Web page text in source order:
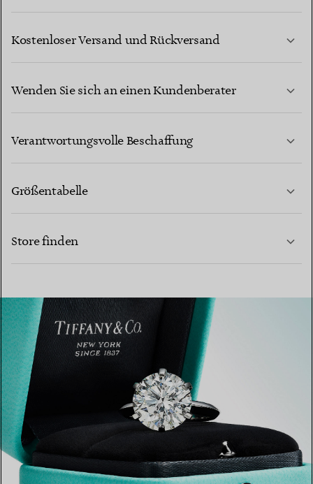
Kostenloser Versand und Rückversand
Wenden Sie sich an einen Kundenberater
Verantwortungsvolle Beschaffung
MEHR ERFAHREN
Größentabelle
Store finden
EINEN STORE IN IHRER NÄHE FINDEN